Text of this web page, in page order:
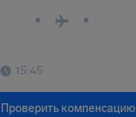
• •
15:45
Проверить компенсацию